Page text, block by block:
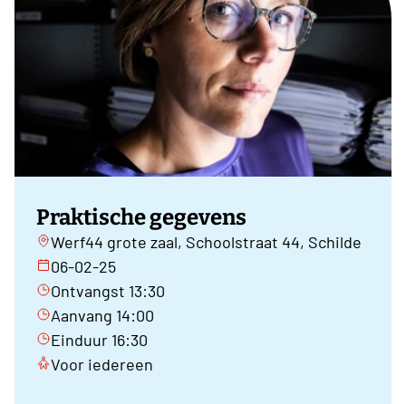
Praktische gegevens
Werf44 grote zaal, Schoolstraat 44, Schilde
06-02-25
Ontvangst 13:30
Aanvang 14:00
Einduur 16:30
Voor iedereen